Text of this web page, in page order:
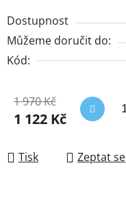
Dostupnost
Můžeme doručit do:
Kód:
1 970 Kč
1 122 Kč
Tisk Zeptat se